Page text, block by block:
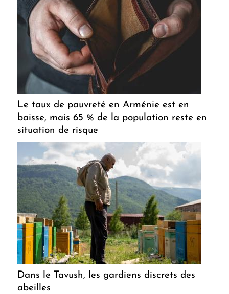
Le taux de pauvreté en Arménie est en
baisse, mais 65 % de la population reste en
situation de risque
Dans le Tavush, les gardiens discrets des
abeilles